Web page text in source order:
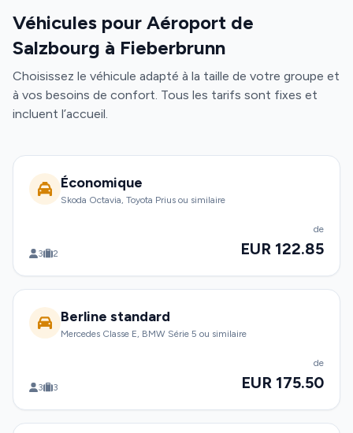
Véhicules pour Aéroport de
Salzbourg à Fieberbrunn
Choisissez le véhicule adapté à la taille de votre groupe et
à vos besoins de confort. Tous les tarifs sont fixes et
incluent l’accueil.
Économique
Skoda Octavia, Toyota Prius ou similaire
3 2
de
EUR 122.85
Berline standard
Mercedes Classe E, BMW Série 5 ou similaire
3 3
de
EUR 175.50